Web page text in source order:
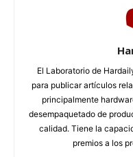
El Laboratorio de
para publicar artículos
principalmente
desempaquetado de
calidad. Tiene la
premios a los